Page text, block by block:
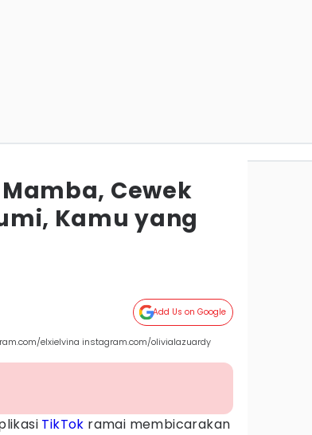
Mamba, Cewek
Kamu yang
Add Us on Google
elxielvina instagram.com/olivialazuardy
TikTok ramai membicarakan